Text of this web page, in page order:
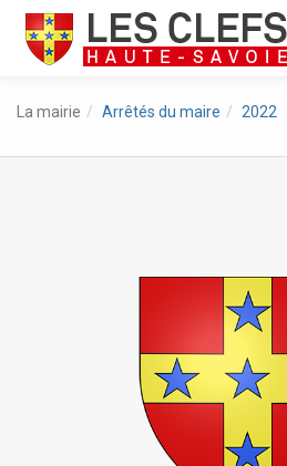
La mairie Arrêtés du maire 2022